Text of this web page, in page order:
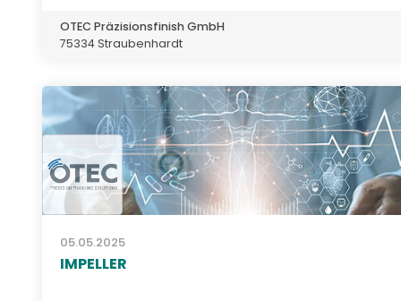
OTEC Präzisionsfinish GmbH
75334 Straubenhardt
05.05.2025
IMPELLER